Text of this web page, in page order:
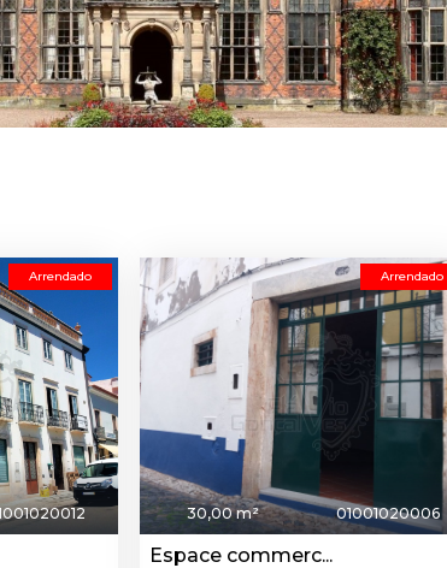
Arrendado Arrendado
30,00 m² 01001020006
Espace commerc...